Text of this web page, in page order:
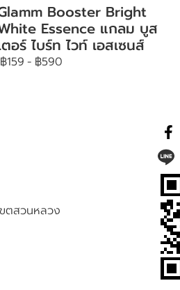
Booster Bright
Essence แกลม บูส
ตอร์ ไบร์ท ไวท์ เอสเซนส์
฿159 - ฿590
ตสวนหลวง